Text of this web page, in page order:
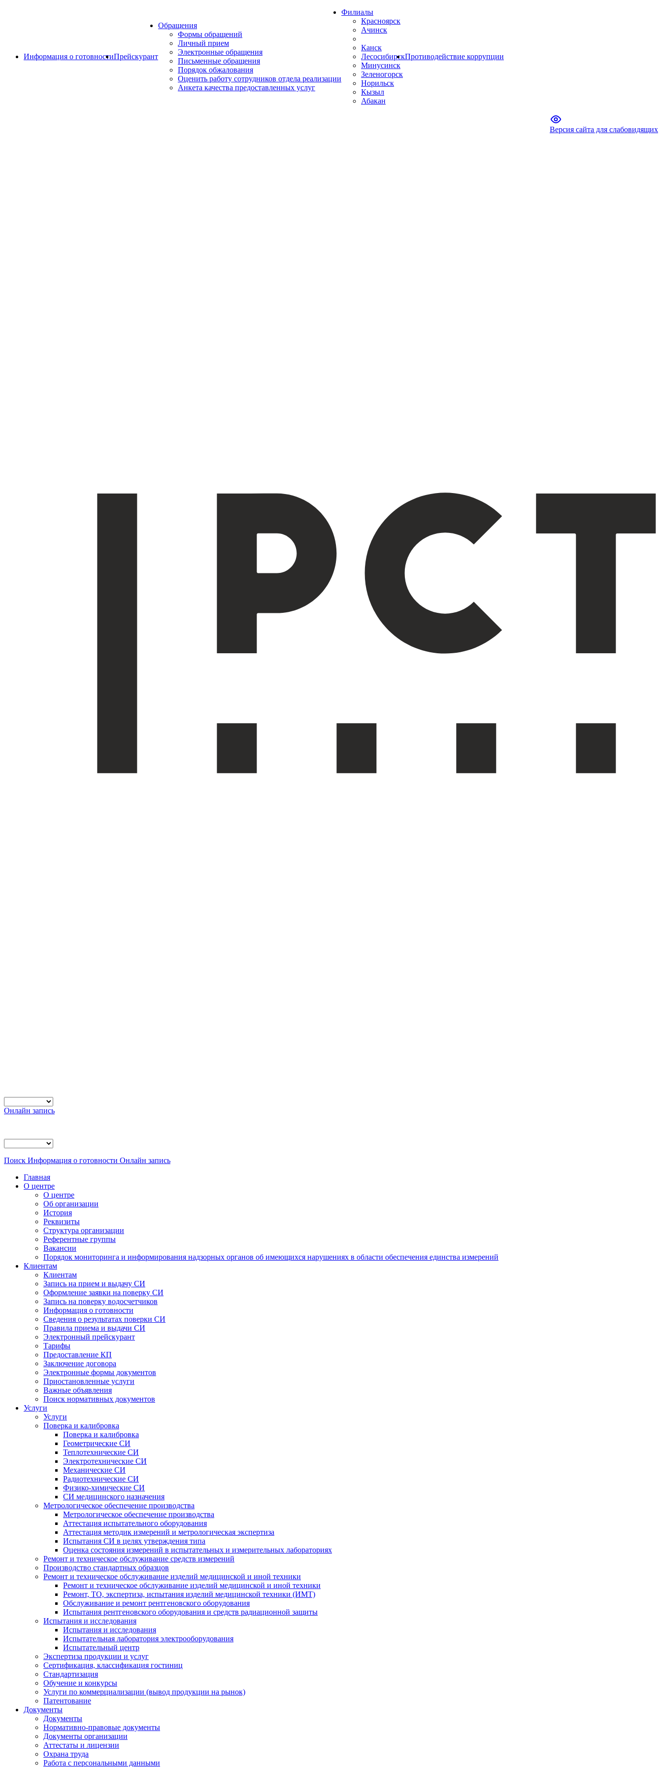
Информация о готовностиПрейскурант
Обращения
Формы обращений
Личный прием
Электронные обращения
Письменные обращения
Порядок обжалования
Оценить работу сотрудников отдела реализации
Анкета качества предоставленных услуг
Филиалы
Красноярск
Ачинск
Канск
Лесосибирск
Минусинск
Зеленогорск
Норильск
Кызыл
Абакан
Противодействие коррупции
Версия сайта для слабовидящих
Онлайн запись
Поиск Информация о готовности Онлайн запись
Главная
О центре
О центре
Об организации
История
Реквизиты
Структура организации
Референтные группы
Вакансии
Порядок мониторинга и информирования надзорных органов об имеющихся нарушениях в области обеспечения единства измерений
Клиентам
Клиентам
Запись на прием и выдачу СИ
Оформление заявки на поверку СИ
Запись на поверку водосчетчиков
Информация о готовности
Сведения о результатах поверки СИ
Правила приема и выдачи СИ
Электронный прейскурант
Тарифы
Предоставление КП
Заключение договора
Электронные формы документов
Приостановленные услуги
Важные объявления
Поиск нормативных документов
Услуги
Услуги
Поверка и калибровка
Поверка и калибровка
Геометрические СИ
Теплотехнические СИ
Электротехнические СИ
Механические СИ
Радиотехнические СИ
Физико-химические СИ
СИ медицинского назначения
Метрологическое обеспечение производства
Метрологическое обеспечение производства
Аттестация испытательного оборудования
Аттестация методик измерений и метрологическая экспертиза
Испытания СИ в целях утверждения типа
Оценка состояния измерений в испытательных и измерительных лабораториях
Ремонт и техническое обслуживание средств измерений
Производство стандартных образцов
Ремонт и техническое обслуживание изделий медицинской и иной техники
Ремонт и техническое обслуживание изделий медицинской и иной техники
Ремонт, ТО, экспертиза, испытания изделий медицинской техники (ИМТ)
Обслуживание и ремонт рентгеновского оборудования
Испытания рентгеновского оборудования и средств радиационной защиты
Испытания и исследования
Испытания и исследования
Испытательная лаборатория электрооборудования
Испытательный центр
Экспертиза продукции и услуг
Сертификация, классификация гостиниц
Стандартизация
Обучение и конкурсы
Услуги по коммерциализации (вывод продукции на рынок)
Патентование
Документы
Документы
Нормативно-правовые документы
Документы организации
Аттестаты и лицензии
Охрана труда
Работа с персональными данными